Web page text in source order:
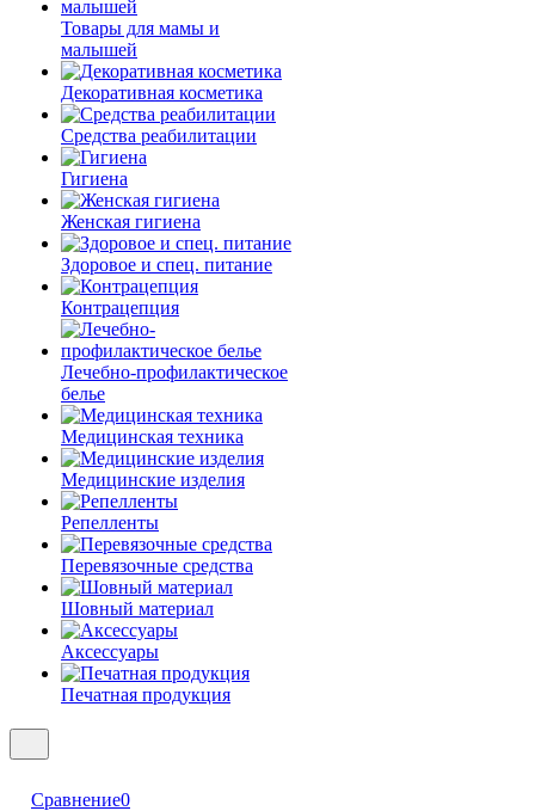
Товары для мамы и
малышей
Декоративная косметика
Средства реабилитации
Гигиена
Женская гигиена
Здоровое и спец. питание
Контрацепция
Лечебно-профилактическое
белье
Медицинская техника
Медицинские изделия
Репелленты
Перевязочные средства
Шовный материал
Аксессуары
Печатная продукция
Сравнение0